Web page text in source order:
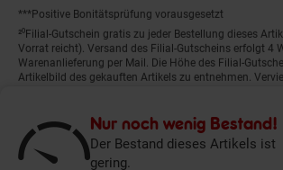
Nur noch wenig Bestand!
Der Bestand dieses Artikels ist
gering.
***Positive Bonitätsprüfung vorausgesetzt
²⁰Filial-Gutschein gratis zu jeder Bestellung dieses
Vorrat reicht). Versand des Filial-Gutscheins erfolgt 4
Warenanlieferung per Mail. Die Höhe des Filial-
Artikelbild des gekauften Artikels zu entnehmen.
Art nicht gestattet. Der Filial-Gutschein ist ohne
einlösbar. Nicht mit anderen Aktionsvorteilen
Shop-Aktionen) kombinierbar. Der jeweilige
Gutscheins ist darauf vermerkt.